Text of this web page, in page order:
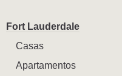
Fort Lauderdale
Casas
Apartamentos